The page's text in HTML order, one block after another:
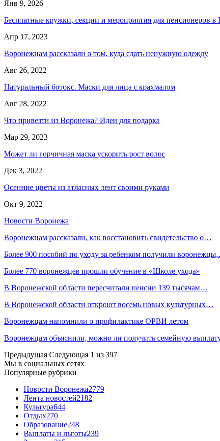
Янв 9, 2026
Бесплатные кружки, секции и мероприятия для пенсионеров в
Апр 17, 2023
Воронежцам рассказали о том, куда сдать ненужную одежду
Авг 26, 2022
Натуральный ботокс. Маски для лица с крахмалом
Авг 28, 2022
Что привезти из Воронежа? Идеи для подарка
Мар 29, 2023
Может ли горчичная маска ускорить рост волос
Дек 3, 2022
Осенние цветы из атласных лент своими руками
Окт 9, 2022
Новости Воронежа
Воронежцам рассказали, как восстановить свидетельство о…
Более 900 пособий по уходу за ребенком получили
Более 770 воронежцев прошли обучение в «Школе ухода»
В Воронежской области пересчитали пенсии 139 тысячам…
В Воронежской области откроют восемь новых культурных…
Воронежцам напомнили о профилактике ОРВИ летом
Воронежцам объяснили, можно ли получить семейную
Предыдущая Следующая 1 из 397
Мы в социальных сетях
Популярные рубрики
Новости Воронежа2779
Лента новостей2182
Культура644
Отдых270
Образование248
Выплаты и льготы239